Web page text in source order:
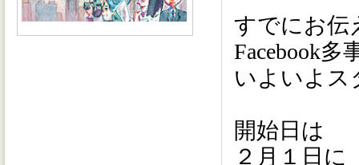
すでにお伝
Facebook多
いよいよス
開始日は
２月１日に